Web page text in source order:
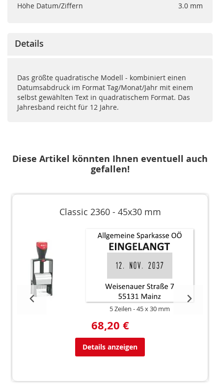
Höhe Datum/Ziffern
3.0 mm
Details
Das größte quadratische Modell - kombiniert einen
Datumsabdruck im Format Tag/Monat/Jahr mit einem
selbst gewählten Text in quadratischem Format. Das
Jahresband reicht für 12 Jahre.
Diese Artikel könnten Ihnen eventuell auch
gefallen!
Classic 2360 - 45x30 mm
5 Zeilen 45 x 30 mm
68,20 €
Details anzeigen